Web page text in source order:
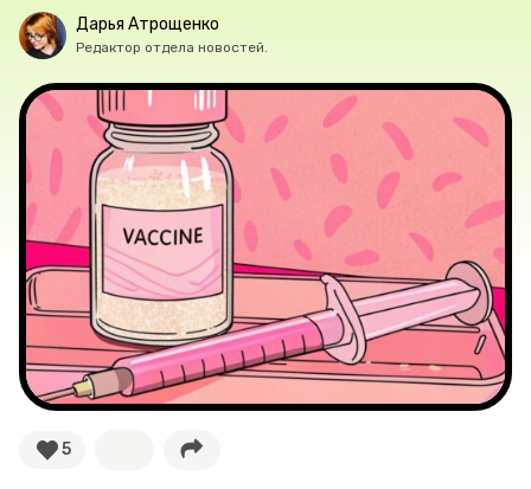
Рубрики
Новости
Лучшее
Тесты
Секспросвет
Великие женщины
Тренды
Дарья Атрощенко
Редактор отдела новостей.
5